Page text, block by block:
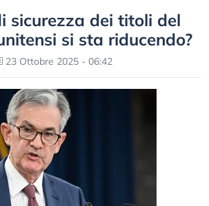
sicurezza dei titoli del
si sta riducendo?
23 Ottobre 2025 - 06:42